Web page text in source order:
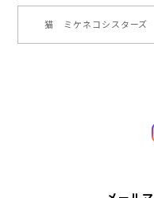
2024/05/
2024/
猫 ミケネコシスターズ